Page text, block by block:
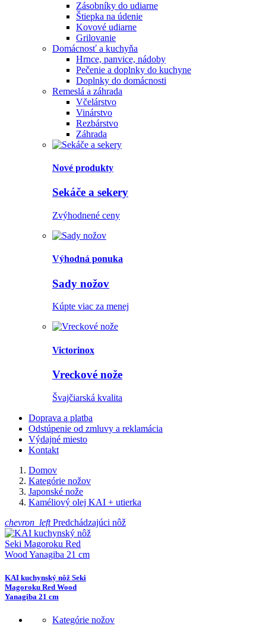
Zásobníky do udiarne
Štiepka na údenie
Kovové udiarne
Grilovanie
Domácnosť a kuchyňa
Hrnce, panvice, nádoby
Pečenie a doplnky do kuchyne
Doplnky do domácnosti
Remeslá a záhrada
Včelárstvo
Vinárstvo
Rezbárstvo
Záhrada
Nové produkty
Sekáče a sekery
Zvýhodnené ceny
Výhodná ponuka
Sady nožov
Kúpte viac za menej
Victorinox
Vreckové nože
Švajčiarská kvalita
Doprava a platba
Odstúpenie od zmluvy a reklamácia
Výdajné miesto
Kontakt
Domov
Kategórie nožov
Japonské nože
Kaméliový olej KAI + utierka
chevron_leftPredchádzajúci nôž
KAI kuchynský nôž Seki
Magoroku Red Wood
Yanagiba 21 cm
Kategórie nožov